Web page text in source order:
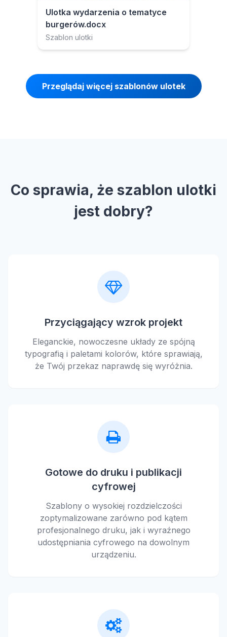
Ulotka wydarzenia o tematyce
burgerów.docx
Szablon ulotki
Przeglądaj więcej szablonów ulotek
Co sprawia, że szablon ulotki
jest dobry?
Przyciągający wzrok projekt
Eleganckie, nowoczesne układy ze spójną
typografią i paletami kolorów, które sprawiają,
że Twój przekaz naprawdę się wyróżnia.
Gotowe do druku i publikacji
cyfrowej
Szablony o wysokiej rozdzielczości
zoptymalizowane zarówno pod kątem
profesjonalnego druku, jak i wyraźnego
udostępniania cyfrowego na dowolnym
urządzeniu.